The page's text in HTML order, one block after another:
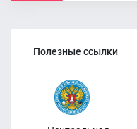
Полезные ссылки